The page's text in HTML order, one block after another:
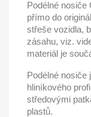
Podélné nosiče
přímo do
střeše vozidla,
zásahu, viz.
materiál je
Podélné nosiče
hliníkového
středovými
plastů.